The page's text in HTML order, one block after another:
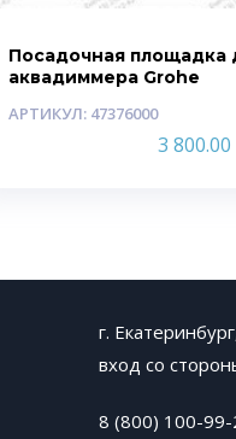
Посадочная площадка
аквадиммера Grohe
АРТИКУЛ: 47376000
3 800.00
г.
вход со
8 (800) 100-